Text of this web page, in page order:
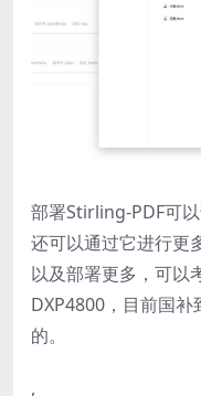
部署Stirling-PDF可
还可以通过它进行更
以及部署更多，可以
DXP4800，目前国
的。
,